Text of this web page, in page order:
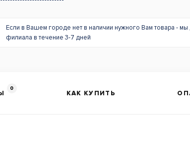
Если в Вашем городе нет в наличии нужного Вам товара -
филиала в течение 3-7 дней
0
КАК КУПИТЬ